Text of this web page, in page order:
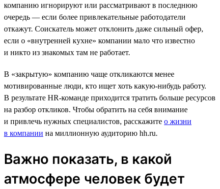
компанию игнорируют или рассматривают в последнюю
очередь — если более привлекательные работодатели
откажут. Соискатель может отклонить даже сильный офер,
если о «внутренней кухне» компании мало что известно
и никто из знакомых там не работает.
В «закрытую» компанию чаще откликаются менее
мотивированные люди, кто ищет хоть какую-нибудь работу.
В результате HR-команде приходится тратить больше ресурсов
на разбор откликов. Чтобы обратить на себя внимание
и привлечь нужных специалистов, расскажите о жизни
в компании на миллионную аудиторию hh.ru.
Важно показать, в какой
атмосфере человек будет